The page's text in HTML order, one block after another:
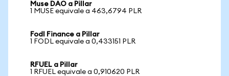
Muse DAO a Pillar
1 MUSE equivale a 463,6794 PLR
Fodl Finance a Pillar
1 FODL equivale a 0,433151 PLR
RFUEL a Pillar
1 RFUEL equivale a 0,910620 PLR